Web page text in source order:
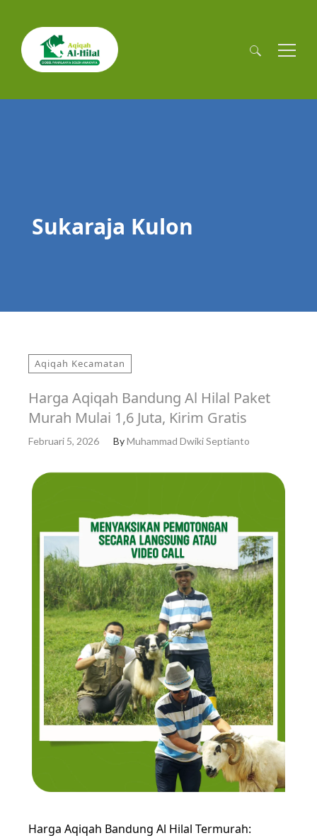
Cari
Sukaraja Kulon
Aqiqah Kecamatan
Harga Aqiqah Bandung Al Hilal Paket
Murah Mulai 1,6 Juta, Kirim Gratis
Februari 5, 2026 ByMuhammad Dwiki Septianto
Harga Aqiqah Bandung Al Hilal Termurah: